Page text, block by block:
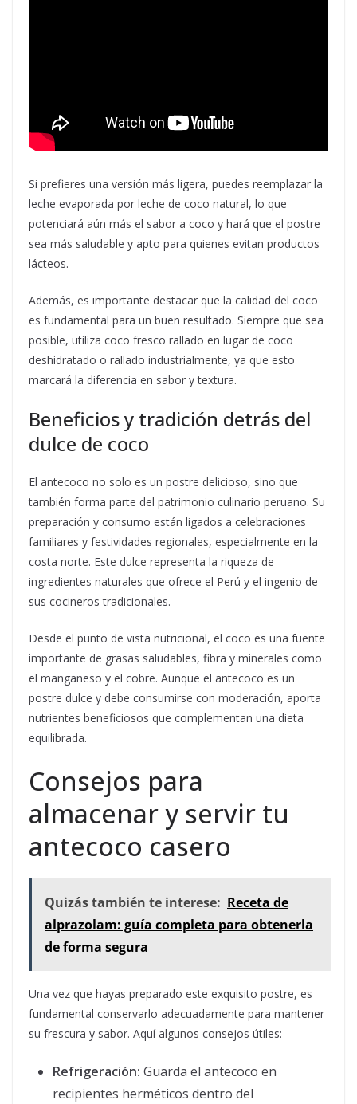
Si prefieres una versión más ligera, puedes reemplazar la
leche evaporada por leche de coco natural, lo que
potenciará aún más el sabor a coco y hará que el postre
sea más saludable y apto para quienes evitan productos
lácteos.
Además, es importante destacar que la calidad del coco
es fundamental para un buen resultado. Siempre que sea
posible, utiliza coco fresco rallado en lugar de coco
deshidratado o rallado industrialmente, ya que esto
marcará la diferencia en sabor y textura.
Beneficios y tradición detrás del
dulce de coco
El antecoco no solo es un postre delicioso, sino que
también forma parte del patrimonio culinario peruano. Su
preparación y consumo están ligados a celebraciones
familiares y festividades regionales, especialmente en la
costa norte. Este dulce representa la riqueza de
ingredientes naturales que ofrece el Perú y el ingenio de
sus cocineros tradicionales.
Desde el punto de vista nutricional, el coco es una fuente
importante de grasas saludables, fibra y minerales como
el manganeso y el cobre. Aunque el antecoco es un
postre dulce y debe consumirse con moderación, aporta
nutrientes beneficiosos que complementan una dieta
equilibrada.
Consejos para
almacenar y servir tu
antecoco casero
Quizás también te interese: Receta de
alprazolam: guía completa para obtenerla
de forma segura
Una vez que hayas preparado este exquisito postre, es
fundamental conservarlo adecuadamente para mantener
su frescura y sabor. Aquí algunos consejos útiles:
Refrigeración: Guarda el antecoco en
recipientes herméticos dentro del